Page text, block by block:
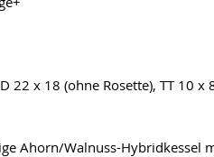
22 x 18 (ohne Rosette), TT 10 x
Ahorn/Walnuss-Hybridkessel